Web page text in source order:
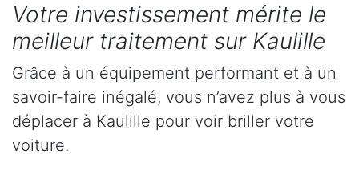
Votre investissement mérite le
meilleur traitement sur Kaulille
Grâce à un équipement performant et à un
savoir-faire inégalé, vous n’avez plus à vous
déplacer à Kaulille pour voir briller votre
voiture.